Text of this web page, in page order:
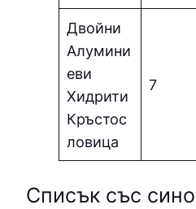
Двойни
Алумини
еви
Хидрити
Кръстос
ловица
7
Списък със